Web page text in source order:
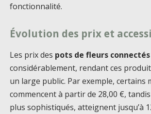
fonctionnalité.
Évolution des prix et
Les prix des pots de fleurs connectés
considérablement, rendant ces
un large public. Par exemple, certains
commencent à partir de 28,00 €, tandis
plus sophistiqués, atteignent jusqu’à